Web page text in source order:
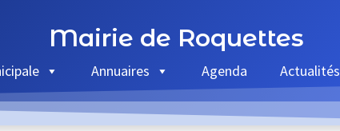
Mairie de Roquettes
Annuaires Agenda Actualités